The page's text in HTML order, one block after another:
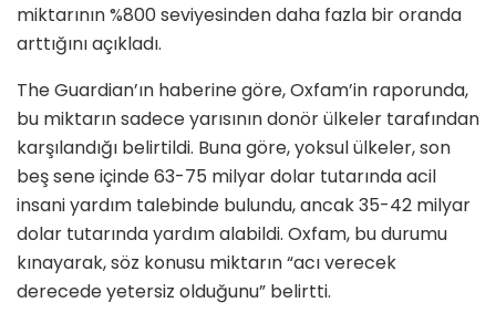
miktarının %800 seviyesinden daha fazla bir oranda
arttığını açıkladı.
The Guardian’ın haberine göre, Oxfam’in raporunda,
bu miktarın sadece yarısının donör ülkeler tarafından
karşılandığı belirtildi. Buna göre, yoksul ülkeler, son
beş sene içinde 63-75 milyar dolar tutarında acil
insani yardım talebinde bulundu, ancak 35-42 milyar
dolar tutarında yardım alabildi. Oxfam, bu durumu
kınayarak, söz konusu miktarın “acı verecek
derecede yetersiz olduğunu” belirtti.